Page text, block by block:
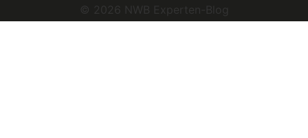
© 2026 NWB Experten-Blog